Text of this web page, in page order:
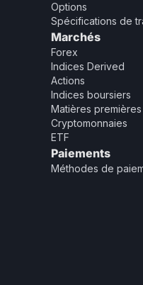
Options
Spécifications de
Marchés
Forex
Indices Derived
Actions
Indices boursiers
Matières premières
Cryptomonnaies
ETF
Paiements
Méthodes de